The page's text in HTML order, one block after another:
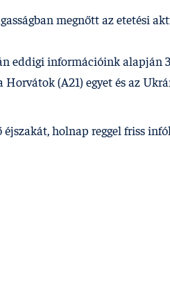
megnőtt az etetési
eddigi információink alapján
Horvátok (A21) egyet és az
éjszakát, holnap reggel friss